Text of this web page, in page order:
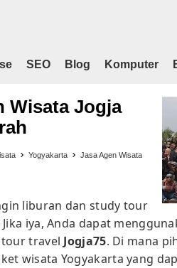
SEO Blog Komputer
Wisata Jogja
Yogyakarta
Jasa Agen Wisata
liburan dan study tour
iya, Anda dapat
travel Jogja75. Di mana
wisata Yogyakarta yang